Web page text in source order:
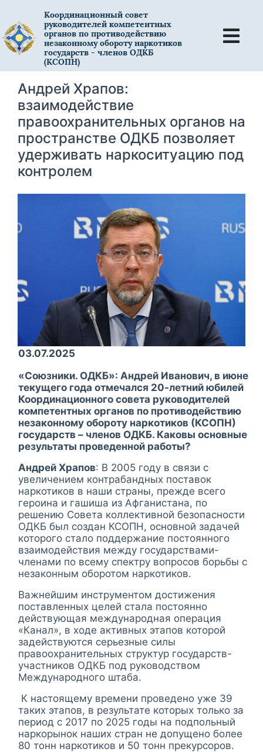
Координационный совет
руководителей компетентных
органов по противодействию
незаконному обороту наркотиков
государств - членов ОДКБ
(КСОПН)
Андрей Храпов:
взаимодействие
правоохранительных органов на
пространстве ОДКБ позволяет
удерживать наркоситуацию под
контролем
03.07.2025
«Союзники. ОДКБ»: Андрей Иванович, в июне
текущего года отмечался 20-летний юбилей
Координационного совета руководителей
компетентных органов по противодействию
незаконному обороту наркотиков (КСОПН)
государств – членов ОДКБ. Каковы основные
результаты проведенной работы?
Андрей Храпов: В 2005 году в связи с
увеличением контрабандных поставок
наркотиков в наши страны, прежде всего
героина и гашиша из Афганистана, по
решению Совета коллективной безопасности
ОДКБ был создан КСОПН, основной задачей
которого стало поддержание постоянного
взаимодействия между государствами-
членами по всему спектру вопросов борьбы с
незаконным оборотом наркотиков.
Важнейшим инструментом достижения
поставленных целей стала постоянно
действующая международная операция
«Канал», в ходе активных этапов которой
задействуются серьезные силы
правоохранительных структур государств-
участников ОДКБ под руководством
Международного штаба.
К настоящему времени проведено уже 39
таких этапов, в результате которых только за
период с 2017 по 2025 годы на подпольный
наркорынок наших стран не допущено более
80 тонн наркотиков и 50 тонн прекурсоров.